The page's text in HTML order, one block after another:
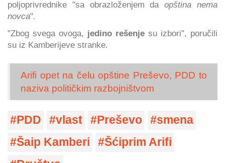
poljoprivrednike "sa obrazloženjem da opština nema
novca".
"Zbog svega ovoga, jedino rešenje su izbori", poručili
su iz Kamberijeve stranke.
Arifi opet na čelu opštine Preševo, PDD to
naziva političkim razbojništvom
PDD vlast Preševo
smena
Šaip Kamberi
Šćiprim Arifi